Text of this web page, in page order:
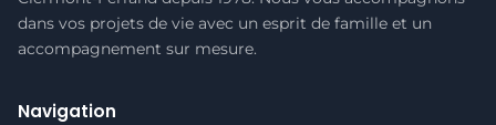
dans vos projets de vie avec un esprit de famille et un
accompagnement sur mesure.
Navigation